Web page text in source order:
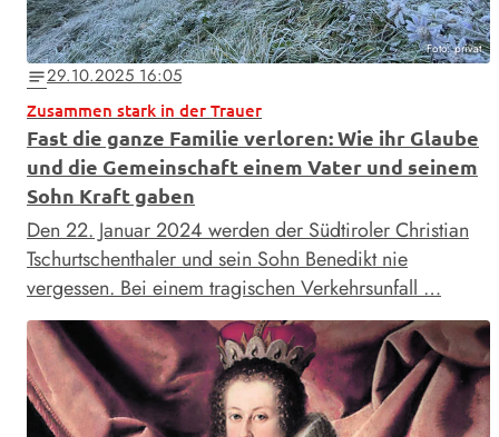
Foto: privat
notes29.10.2025 16:05
Zusammen stark in der Trauer
Fast die ganze Familie verloren: Wie ihr Glaube
und die Gemeinschaft einem Vater und seinem
Sohn Kraft gaben
Den 22. Januar 2024 werden der Südtiroler Christian
Tschurtschenthaler und sein Sohn Benedikt nie
vergessen. Bei einem tragischen Verkehrsunfall …